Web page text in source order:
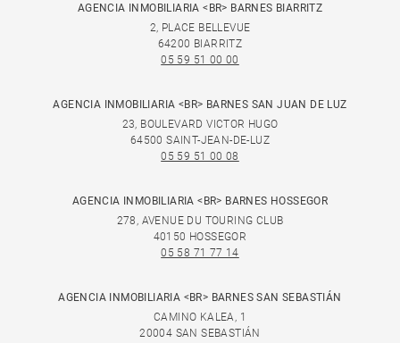
AGENCIA INMOBILIARIA <BR> BARNES BIARRITZ
2, PLACE BELLEVUE
64200 BIARRITZ
05 59 51 00 00
AGENCIA INMOBILIARIA <BR> BARNES SAN JUAN DE LUZ
23, BOULEVARD VICTOR HUGO
64500 SAINT-JEAN-DE-LUZ
05 59 51 00 08
AGENCIA INMOBILIARIA <BR> BARNES HOSSEGOR
278, AVENUE DU TOURING CLUB
40150 HOSSEGOR
05 58 71 77 14
AGENCIA INMOBILIARIA <BR> BARNES SAN SEBASTIÁN
CAMINO KALEA, 1
20004 SAN SEBASTIÁN